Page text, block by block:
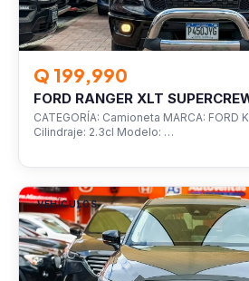
Q 199,990
FORD RANGER XLT
CATEGORÍA: Camioneta MARCA:
Cilindraje: 2.3cl Modelo: …
VEHÍCULOS